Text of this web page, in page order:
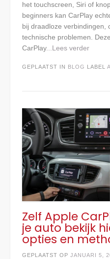
het touchscreen, Siri of
beginners kan CarPlay
bij draadloze verbindingen,
technische problemen.
CarPlay...Lees verder
GEPLAATST IN BLOG LABEL
Zelf Apple
je auto bekijk
opties en
GEPLAATST OP JANUARI 5,